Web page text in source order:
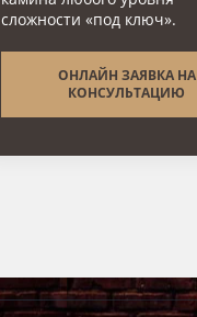
сложности «под ключ».
ОНЛАЙН ЗАЯВКА НА
КОНСУЛЬТАЦИЮ